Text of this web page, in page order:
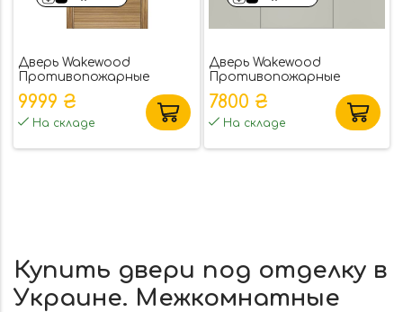
Дверь Wakewood
Противопожарные
Evolushion 01
9999 ₴
На складе
Дверь Wakewood
Противопожарные
Evolushion 03
7800 ₴
На складе
Купить двери под отделку в
Украине. Межкомнатные